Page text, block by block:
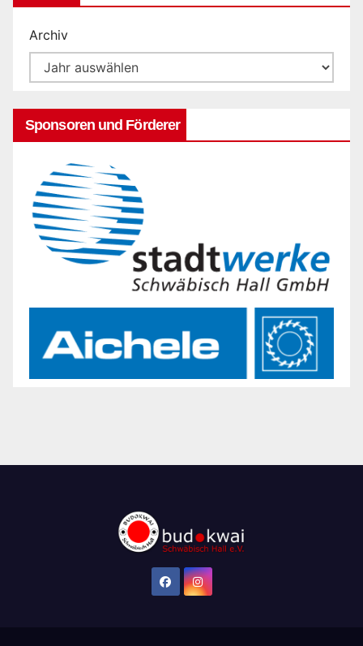
Archiv
Sponsoren und Förderer